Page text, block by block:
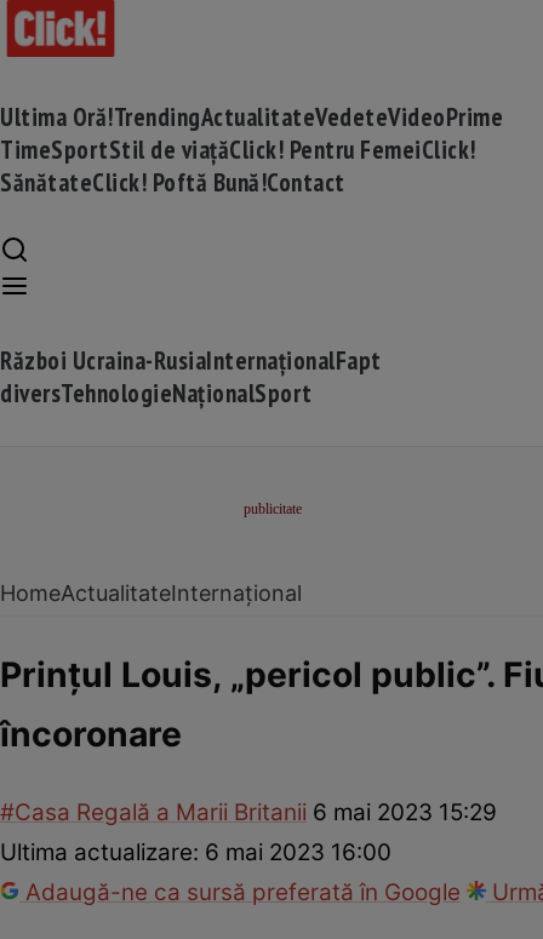
Ultima Oră!TrendingActualitateVedeteVideoPrime
TimeSportStil de viațăClick! Pentru FemeiClick!
SănătateClick! Poftă Bună!Contact
Război Ucraina-RusiaInternaționalFapt
diversTehnologieNaționalSport
HomeActualitateInternațional
Prințul Louis, „pericol public”.
încoronare
#Casa Regală a Marii Britanii 6 mai 2023 15:29
Ultima actualizare: 6 mai 2023 16:00
Adaugă-ne ca sursă preferată în Google